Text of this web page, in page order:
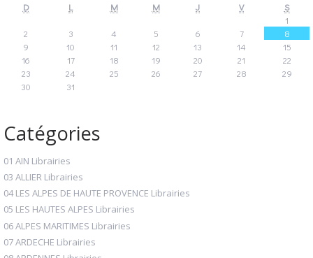
D L M M J V
S
1
2
3 4 5 6 7
8
9
10 11 12 13 14
15
16
17 18 19 20 21
22
23
24 25 26 27 28
29
30
31
Catégories
01 AIN Librairies
03 ALLIER Librairies
04 LES ALPES DE HAUTE PROVENCE Librairies
05 LES HAUTES ALPES Librairies
06 ALPES MARITIMES Librairies
07 ARDECHE Librairies